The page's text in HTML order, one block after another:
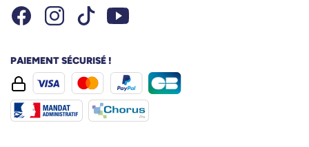
FacebookInstagramTiktok Youtube
PAIEMENT SÉCURISÉ !